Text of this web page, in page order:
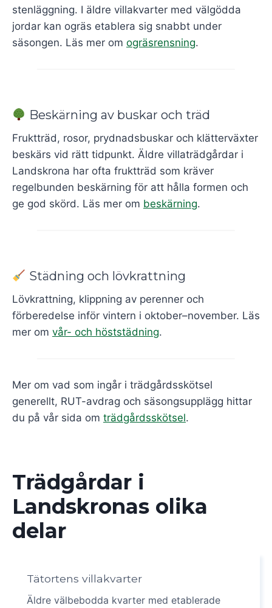
stenläggning. I äldre villakvarter med välgödda
jordar kan ogräs etablera sig snabbt under
säsongen. Läs mer om ogräsrensning.
Beskärning av buskar och träd
Fruktträd, rosor, prydnadsbuskar och klätterväxter
beskärs vid rätt tidpunkt. Äldre villaträdgårdar i
Landskrona har ofta fruktträd som kräver
regelbunden beskärning för att hålla formen och
ge god skörd. Läs mer om beskärning.
Städning och lövkrattning
Lövkrattning, klippning av perenner och
förberedelse inför vintern i oktober–november. Läs
mer om vår- och höststädning.
Mer om vad som ingår i trädgårdsskötsel
generellt, RUT-avdrag och säsongsupplägg hittar
du på vår sida om trädgårdsskötsel.
Trädgårdar i
Landskronas olika
delar
Tätortens villakvarter
Äldre välbebodda kvarter med etablerade